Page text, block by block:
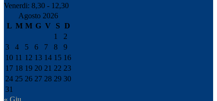
Venerdi: 8,30 - 12,30
Agosto 2026
L M M G V S D
1
2
3
4 5 6 7 8
9
10 11 12 13 14 15 16
17 18 19 20 21 22 23
24 25 26 27 28 29 30
31
« Giu